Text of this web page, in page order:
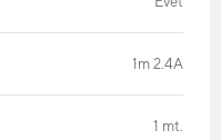
1m 2.4A
1 mt.